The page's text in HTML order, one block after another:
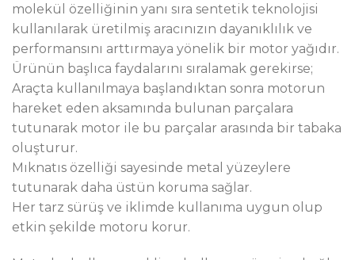
molekül özelliğinin yanı sıra sentetik teknolojisi
kullanılarak üretilmiş aracınızın dayanıklılık ve
performansını arttırmaya yönelik bir motor yağıdır.
Ürünün başlıca faydalarını sıralamak gerekirse;
Araçta kullanılmaya başlandıktan sonra motorun
hareket eden aksamında bulunan parçalara
tutunarak motor ile bu parçalar arasında bir tabaka
oluşturur.
Mıknatıs özelliği sayesinde metal yüzeylere
tutunarak daha üstün koruma sağlar.
Her tarz sürüş ve iklimde kullanıma uygun olup
etkin şekilde motoru korur.